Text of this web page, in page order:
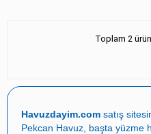
Toplam 2
Havuzdayim.com satış
Pekcan Havuz , başta yüzme